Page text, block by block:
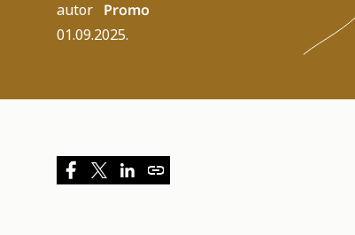
autor Promo
01.09.2025.